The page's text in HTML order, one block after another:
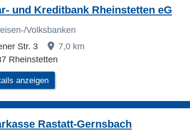
und Kreditbank Rheinstetten eG
Volksbanken
Str. 3
7,0 km
Rheinstetten
anzeigen
Rastatt-Gernsbach